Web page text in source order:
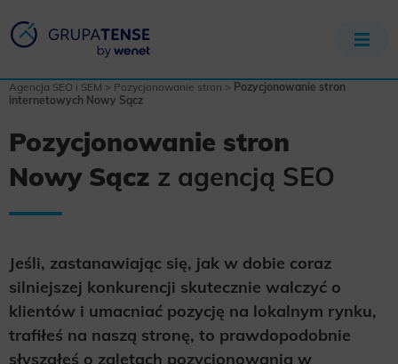
Agencja SEO i SEM > Pozycjonowanie stron > Pozycjonowanie stron
internetowych Nowy Sącz
Pozycjonowanie stron
Nowy Sącz z agencją SEO
Jeśli, zastanawiając się, jak w dobie coraz
silniejszej konkurencji skutecznie walczyć o
klientów i umacniać pozycję na lokalnym rynku,
trafiłeś na naszą stronę, to prawdopodobnie
słyszałeś o zaletach pozycjonowania w